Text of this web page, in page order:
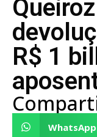
R$ 1
WhatsApp